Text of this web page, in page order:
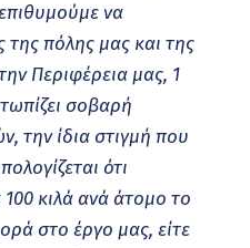
να
της πόλης μας και της
Περιφέρεια μας, 1
σοβαρή
την ίδια στιγμή που
ότι
κιλά ανά άτομο το
στο έργο μας, είτε